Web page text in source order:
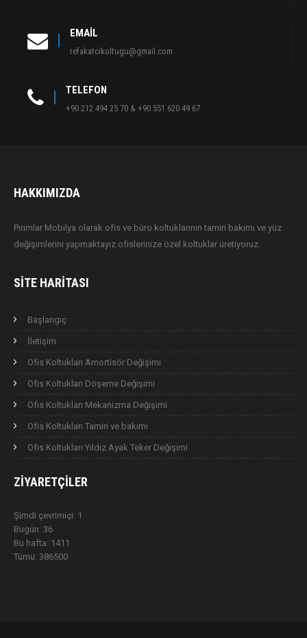
EMAIL
refakatcikoltugu@gmail.com
TELEFON
+90 212 494 25 70 & +90 551 620 49 67
HAKKIMIZDA
Pırımlar Mobilya olarak ofis ve büro koltuklarının tamiri bakımı ve yüz
değişimlerini yapmaktayız.ofislerinize özel koltuklar üretiyoruz.
SITE HARITASI
Başlangıç
İletişim
Ofis Koltukları Amortisör Değişimi
Ofis Koltukları Döşeme Değişimi
Ofis Koltukları Mekanizma Değişimi
Ofis Koltukları Tamiri ve bakımı
Ofis Koltukları Yıldız Ayak Teker Değişimi
ZIYARETÇILER
Şimdi çevrimiçi: 1
Bugün: 36
Bu hafta: 1411
Tümü: 386500